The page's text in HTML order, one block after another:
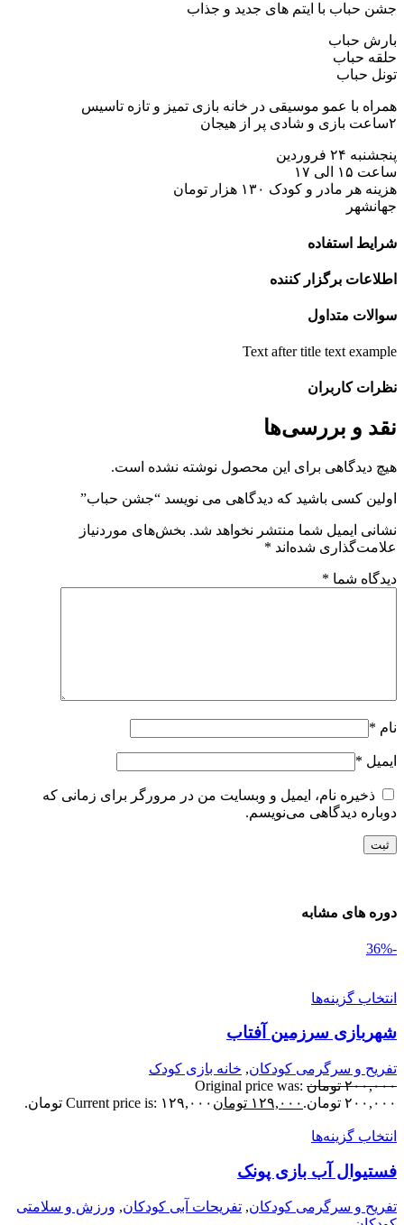
حباب با ایتم های جدید و جذاب
حباب
حباب
حباب
با عمو موسیقی در خانه بازی تمیز و تازه تاسیس
۲۴ فروردین
۱۵ الی ۱۷
هر مادر و کودک ۱۳۰ هزار تومان
استفاده
برگزار کننده
متداول
Text after title text
کاربران
و بررسی‌ها
دیدگاهی برای این محصول نوشته نشده است.
کسی باشید که دیدگاهی می نویسد “جشن حباب”
ایمیل شما منتشر نخواهد شد. بخش‌های موردنیاز
شده‌اند*
شما*
*
*
ذخیره نام، ایمیل و وبسایت من در مرورگر برای زمانی که
دیدگاهی می‌نویسم.
های مشابه
گزینه‌ها
سرزمین آفتاب
و سرگرمی کودکان,خانه بازی کودک
تومان Original price was:
تومان.
۱۲۹,۰۰۰ تومانCurrent price is: ۱۲۹,۰۰۰ تومان.
گزینه‌ها
آب بازی پونک
و سرگرمی کودکان,تفریحات آبی کودکان,ورزش و سلامتی